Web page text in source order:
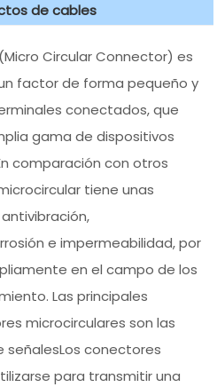
de cables
Circular Connector) es
factor de forma pequeño y
conectados, que
gama de dispositivos
comparación con otros
tiene unas
e impermeabilidad, por
en el campo de los
Las principales
microcirculares son las
señalesLos conectores
para transmitir una